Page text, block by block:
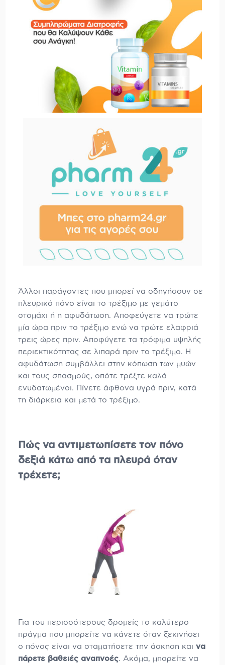
Άλλοι παράγοντες που μπορεί να οδηγήσουν σε
πλευρικό πόνο είναι το τρέξιμο με γεμάτο
στομάχι ή η αφυδάτωση. Αποφεύγετε να τρώτε
μία ώρα πριν το τρέξιμο ενώ να τρώτε ελαφριά
τρεις ώρες πριν. Αποφύγετε τα τρόφιμα υψηλής
περιεκτικότητας σε λιπαρά πριν το τρέξιμο. Η
αφυδάτωση συμβάλλει στην κόπωση των μυών
και τους σπασμούς, οπότε τρέξτε καλά
ενυδατωμένοι. Πίνετε άφθονα υγρά πριν, κατά
τη διάρκεια και μετά το τρέξιμο.
Πώς να αντιμετωπίσετε τον πόνο
δεξιά κάτω από τα πλευρά όταν
τρέχετε;
Για του περισσότερους δρομείς το καλύτερο
πράγμα που μπορείτε να κάνετε όταν ξεκινήσει
ο πόνος είναι να σταματήσετε την άσκηση καινα
πάρετε βαθειές αναπνοές. Ακόμα, μπορείτε να